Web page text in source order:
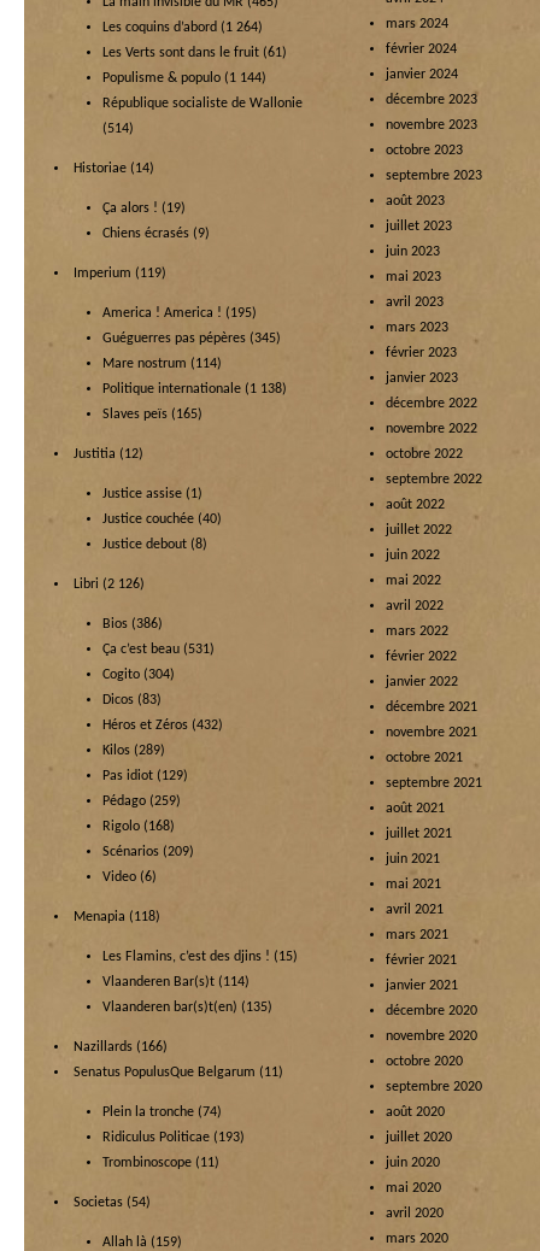
Les coquins d’abord (1 264)
Les Verts sont dans le fruit (61)
Populisme & populo (1 144)
République socialiste de Wallonie
(514)
Historiae (14)
Ça alors ! (19)
Chiens écrasés (9)
Imperium (119)
America ! America ! (195)
Guéguerres pas pépères (345)
Mare nostrum (114)
Politique internationale (1 138)
Slaves peïs (165)
Justitia (12)
Justice assise (1)
Justice couchée (40)
Justice debout (8)
Libri (2 126)
Bios (386)
Ça c’est beau (531)
Cogito (304)
Dicos (83)
Héros et Zéros (432)
Kilos (289)
Pas idiot (129)
Pédago (259)
Rigolo (168)
Scénarios (209)
Video (6)
Menapia (118)
Les Flamins, c’est des djins ! (15)
Vlaanderen Bar(s)t (114)
Vlaanderen bar(s)t(en) (135)
Nazillards (166)
Senatus PopulusQue Belgarum (11)
Plein la tronche (74)
Ridiculus Politicae (193)
Trombinoscope (11)
Societas (54)
Allah là (159)
mars 2024
février 2024
janvier 2024
décembre 2023
novembre 2023
octobre 2023
septembre 2023
août 2023
juillet 2023
juin 2023
mai 2023
avril 2023
mars 2023
février 2023
janvier 2023
décembre 2022
novembre 2022
octobre 2022
septembre 2022
août 2022
juillet 2022
juin 2022
mai 2022
avril 2022
mars 2022
février 2022
janvier 2022
décembre 2021
novembre 2021
octobre 2021
septembre 2021
août 2021
juillet 2021
juin 2021
mai 2021
avril 2021
mars 2021
février 2021
janvier 2021
décembre 2020
novembre 2020
octobre 2020
septembre 2020
août 2020
juillet 2020
juin 2020
mai 2020
avril 2020
mars 2020